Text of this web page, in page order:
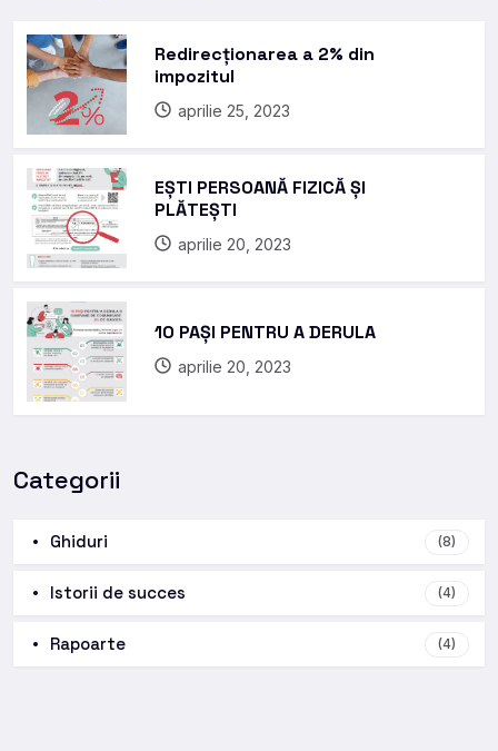
Redirecționarea a 2% din
impozitul
aprilie 25, 2023
EȘTI PERSOANĂ FIZICĂ ȘI
PLĂTEȘTI
aprilie 20, 2023
10 PAȘI PENTRU A DERULA
aprilie 20, 2023
Categorii
Ghiduri (8)
Istorii de succes (4)
Rapoarte (4)